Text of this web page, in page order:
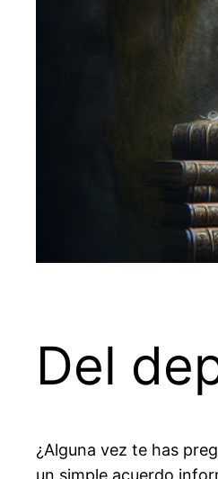
Del
¿Alguna vez te has
un simple acuerdo